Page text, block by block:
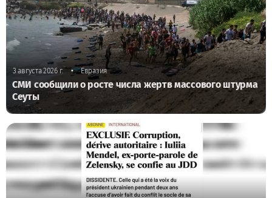
3 августа 2026 г. • Евразия
СМИ сообщили о росте числа жертв массового штурма
Сеуты